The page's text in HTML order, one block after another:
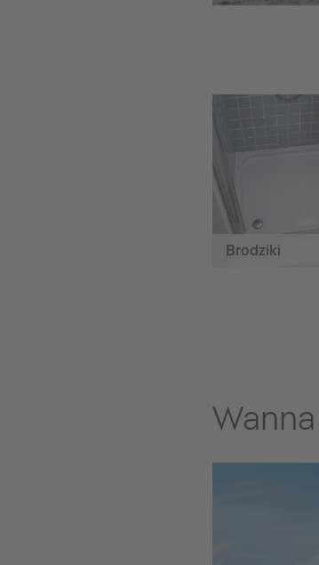
Brodziki
Wanna